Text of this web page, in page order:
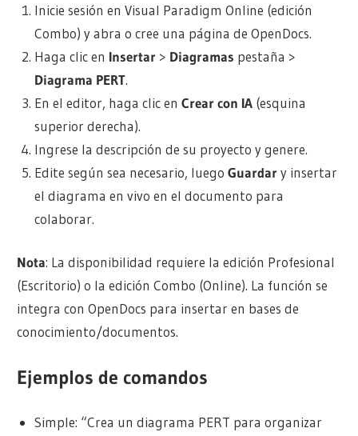
Inicie sesión en Visual Paradigm Online (edición
Combo) y abra o cree una página de OpenDocs.
Haga clic en Insertar> Diagramas pestaña >
Diagrama PERT.
En el editor, haga clic en Crear con IA(esquina
superior derecha).
Ingrese la descripción de su proyecto y genere.
Edite según sea necesario, luego Guardary insertar
el diagrama en vivo en el documento para
colaborar.
Nota: La disponibilidad requiere la edición Profesional
(Escritorio) o la edición Combo (Online). La función se
integra con OpenDocs para insertar en bases de
conocimiento/documentos.
Ejemplos de comandos
Simple: “Crea un diagrama PERT para organizar